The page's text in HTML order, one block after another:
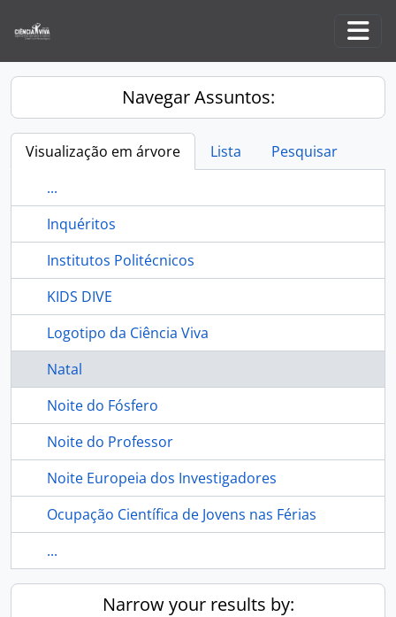
Navegar Assuntos:
Visualização em árvore Lista
Pesquisar
...
Inquéritos
Institutos Politécnicos
KIDS DIVE
Logotipo da Ciência Viva
Natal
Noite do Fósfero
Noite do Professor
Noite Europeia dos Investigadores
Ocupação Científica de Jovens nas Férias
...
Narrow your results by: